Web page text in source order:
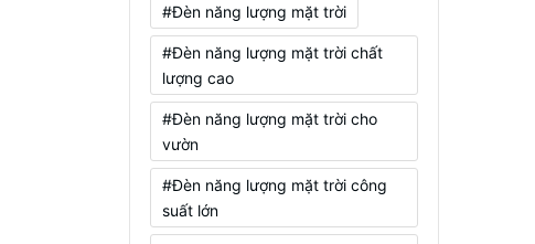
#Đèn năng lượng mặt trời
#Đèn năng lượng mặt trời chất
lượng cao
#Đèn năng lượng mặt trời cho
vườn
#Đèn năng lượng mặt trời công
suất lớn